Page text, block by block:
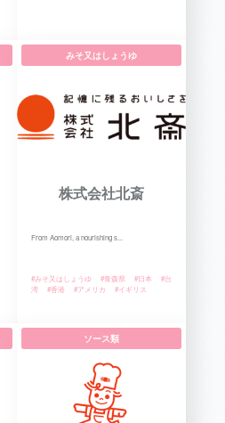
みそ又はしょうゆ
株式会社北斎
From Aomori, a nourishing s...
#みそ又はしょうゆ #青森県 #日本
#台
湾
#香港 #アメリカ #イギリス
ソース類